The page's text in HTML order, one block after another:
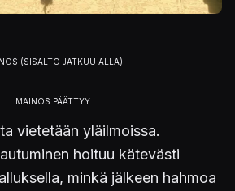
vietetään yläilmoissa.
hoituu kätevästi
minkä jälkeen hahmoa